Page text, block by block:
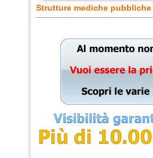
Strutture mediche